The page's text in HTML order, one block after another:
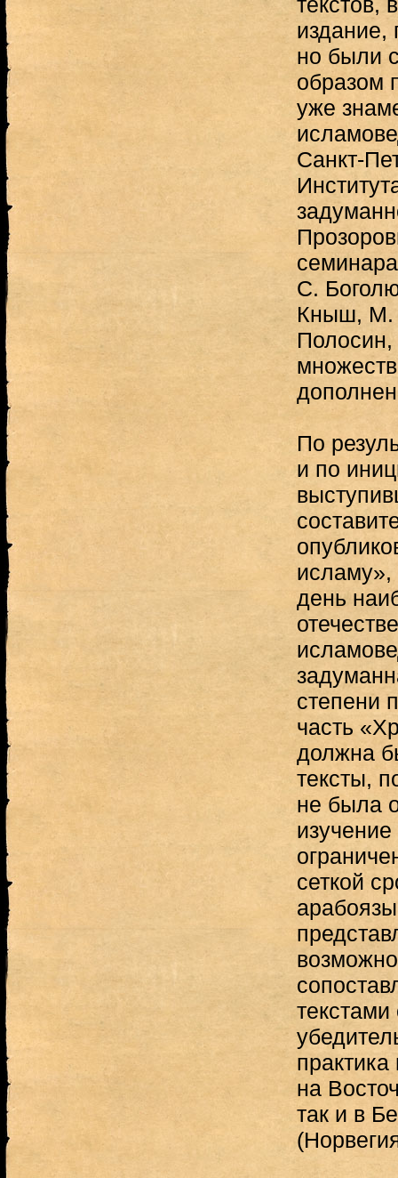
издание,
но были
образом
уже
Санкт-
С.
Кныш, М.
Полосин,
По
и по
исламу»,
день
степени
часть
должна
тексты,
не была
сеткой
на
так и в